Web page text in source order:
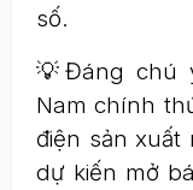
số.
💡Đáng chú
Nam chính
điện sản xuất
dự kiến mở